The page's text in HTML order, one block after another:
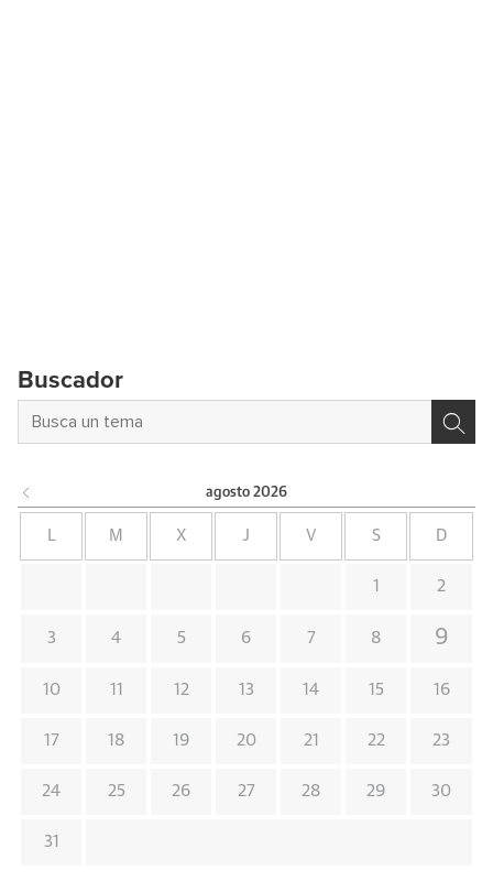
Buscador
agosto 2026
L M X J V S D
1 2
3 4 5 6 7 8 9
10 11 12 13 14 15 16
17 18 19 20 21 22 23
24 25 26 27 28 29 30
31